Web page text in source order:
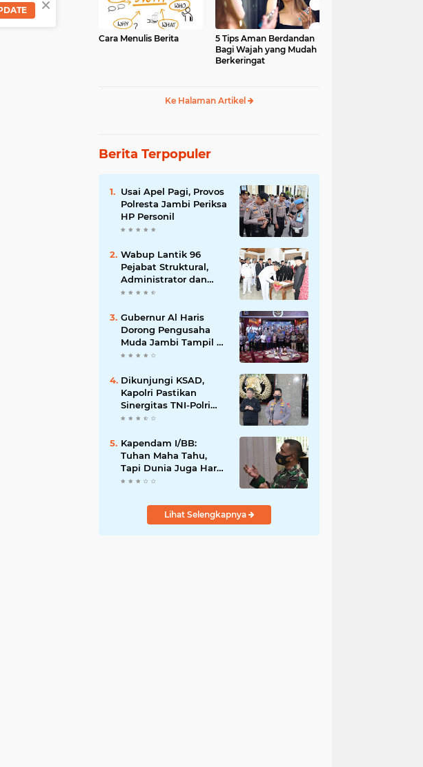
Cara Menulis Berita
5 Tips Aman Berdandan
Bagi Wajah yang Mudah
Berkeringat
Ke Halaman Artikel
Berita Terpopuler
Usai Apel Pagi, Provos
Polresta Jambi Periksa
HP Personil
Wabup Lantik 96
Pejabat Struktural,
Administrator dan
Pengawas di Lingkup
Gubernur Al Haris
Dorong Pengusaha
Muda Jambi Tampil di
Tingkat Nasional pada
Dikunjungi KSAD,
Kapolri Pastikan
Sinergitas TNI-Polri
Dioptimalkan Hadapi
Ancaman
Kapendam I/BB:
Tuhan Maha Tahu,
Tapi Dunia Juga Harus
Diberitahu
Lihat Selengkapnya